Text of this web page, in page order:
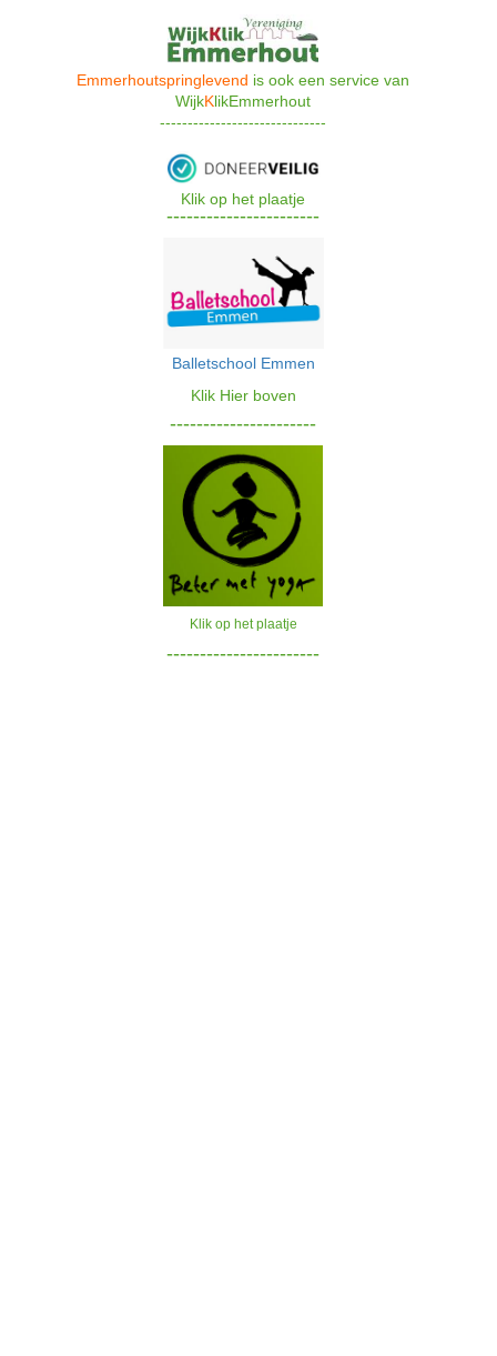
Emmerhoutspringlevend is ook een service van
WijkK likEmmerhout
------------------------------
Klik op het plaatje
-----------------------
Balletschool Emmen
Klik Hier boven
----------------------
Klik op het plaatje
-----------------------